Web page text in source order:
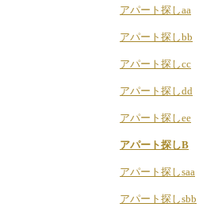
アパート探しaa
アパート探しbb
アパート探しcc
アパート探しdd
アパート探しee
アパート探しB
アパート探しsaa
アパート探しsbb